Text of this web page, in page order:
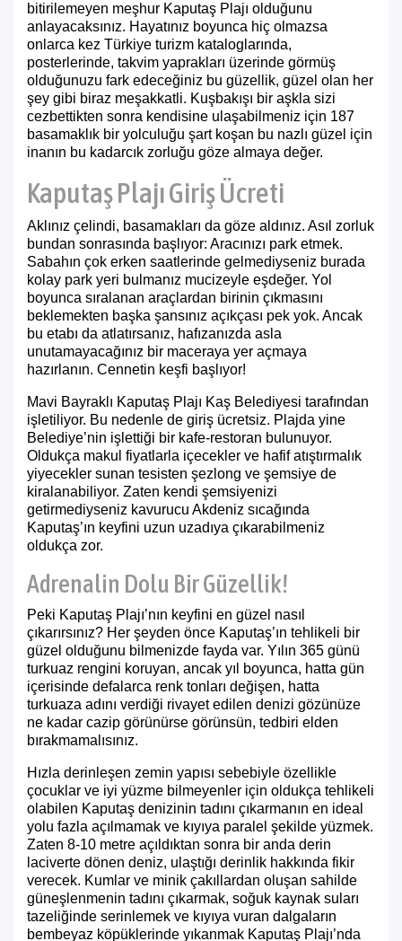
bitirilemeyen meşhur Kaputaş Plajı olduğunu
anlayacaksınız. Hayatınız boyunca hiç olmazsa
onlarca kez Türkiye turizm kataloglarında,
posterlerinde, takvim yaprakları üzerinde görmüş
olduğunuzu fark edeceğiniz bu güzellik, güzel olan her
şey gibi biraz meşakkatli. Kuşbakışı bir aşkla sizi
cezbettikten sonra kendisine ulaşabilmeniz için 187
basamaklık bir yolculuğu şart koşan bu nazlı güzel için
inanın bu kadarcık zorluğu göze almaya değer.
Kaputaş Plajı Giriş Ücreti
Aklınız çelindi, basamakları da göze aldınız. Asıl zorluk
bundan sonrasında başlıyor: Aracınızı park etmek.
Sabahın çok erken saatlerinde gelmediyseniz burada
kolay park yeri bulmanız mucizeyle eşdeğer. Yol
boyunca sıralanan araçlardan birinin çıkmasını
beklemekten başka şansınız açıkçası pek yok. Ancak
bu etabı da atlatırsanız, hafızanızda asla
unutamayacağınız bir maceraya yer açmaya
hazırlanın. Cennetin keşfi başlıyor!
Mavi Bayraklı Kaputaş Plajı Kaş Belediyesi tarafından
işletiliyor. Bu nedenle de giriş ücretsiz. Plajda yine
Belediye’nin işlettiği bir kafe-restoran bulunuyor.
Oldukça makul fiyatlarla içecekler ve hafif atıştırmalık
yiyecekler sunan tesisten şezlong ve şemsiye de
kiralanabiliyor. Zaten kendi şemsiyenizi
getirmediyseniz kavurucu Akdeniz sıcağında
Kaputaş’ın keyfini uzun uzadıya çıkarabilmeniz
oldukça zor.
Adrenalin Dolu Bir Güzellik!
Peki Kaputaş Plajı’nın keyfini en güzel nasıl
çıkarırsınız? Her şeyden önce Kaputaş’ın tehlikeli bir
güzel olduğunu bilmenizde fayda var. Yılın 365 günü
turkuaz rengini koruyan, ancak yıl boyunca, hatta gün
içerisinde defalarca renk tonları değişen, hatta
turkuaza adını verdiği rivayet edilen denizi gözünüze
ne kadar cazip görünürse görünsün, tedbiri elden
bırakmamalısınız.
Hızla derinleşen zemin yapısı sebebiyle özellikle
çocuklar ve iyi yüzme bilmeyenler için oldukça tehlikeli
olabilen Kaputaş denizinin tadını çıkarmanın en ideal
yolu fazla açılmamak ve kıyıya paralel şekilde yüzmek.
Zaten 8-10 metre açıldıktan sonra bir anda derin
laciverte dönen deniz, ulaştığı derinlik hakkında fikir
verecek. Kumlar ve minik çakıllardan oluşan sahilde
güneşlenmenin tadını çıkarmak, soğuk kaynak suları
tazeliğinde serinlemek ve kıyıya vuran dalgaların
bembeyaz köpüklerinde yıkanmak Kaputaş Plajı’nda